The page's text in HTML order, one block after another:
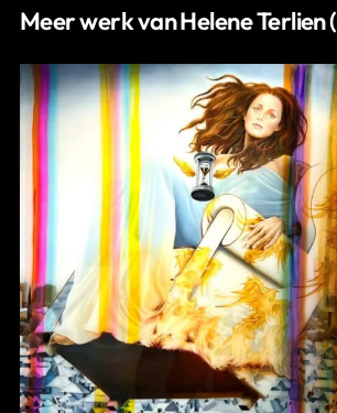
Meer werk van Helene Terlien